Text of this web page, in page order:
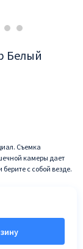
Белый
Съемка
камеры дает
с собой везде.